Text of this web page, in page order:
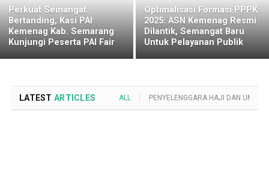
Perkuat Semangat
Bertanding, Kasi PAI
Kemenag Kab. Semarang
Kunjungi Peserta PAI Fair
Optimalisasi Formasi PPPK
2025: ASN Kemenag Resmi
Dilantik, Semangat Baru
Untuk Pelayanan Publik
LATEST ARTICLES ALL PENYELENGGARA HAJI DAN UMROH